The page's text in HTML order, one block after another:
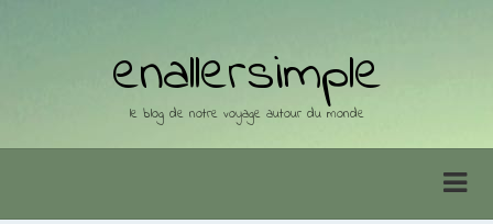
enallersimple
le blog de notre voyage autour du monde